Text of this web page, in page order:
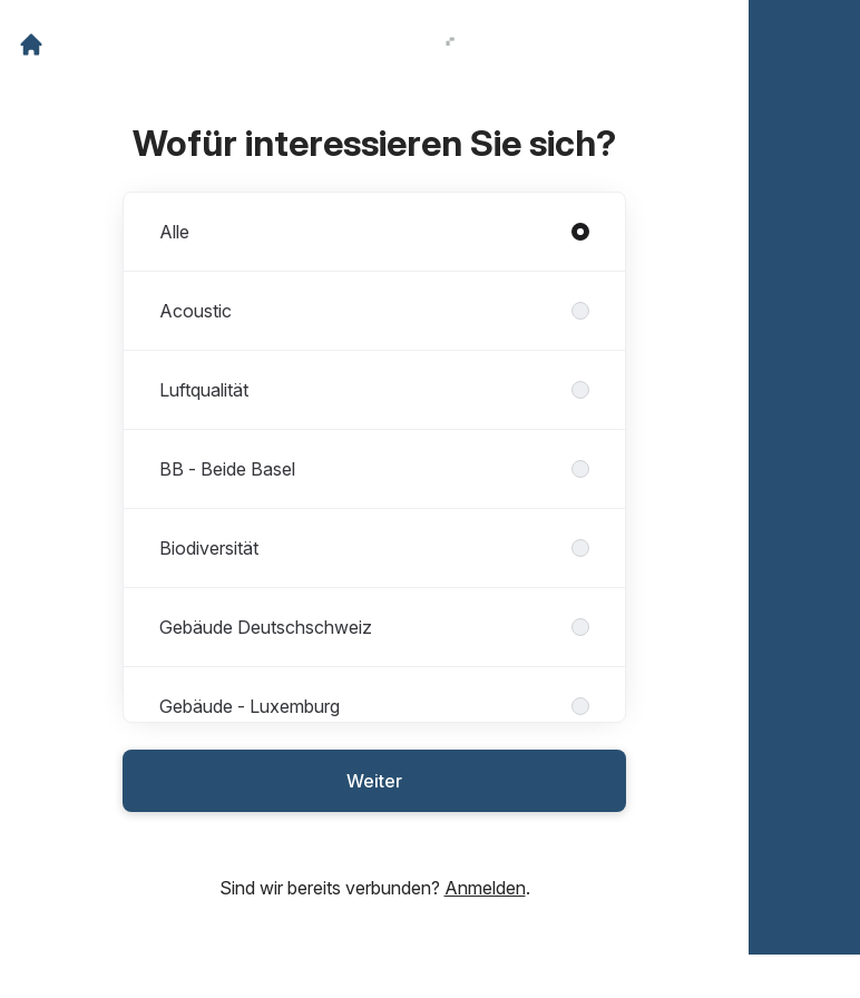
Wofür interessieren Sie sich?
Alle
Acoustic
Luftqualität
BB - Beide Basel
Biodiversität
Gebäude Deutschschweiz
Gebäude - Luxemburg
Gebäudetechnik RomandieWeiter
Sind wir bereits verbunden? Anmelden.